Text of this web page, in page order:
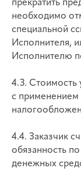
прекратить
необходимо
специальной
Исполнителя,
Исполнителю
4.3. Стоимость
с
4.4. Заказчик
обязанность
денежных